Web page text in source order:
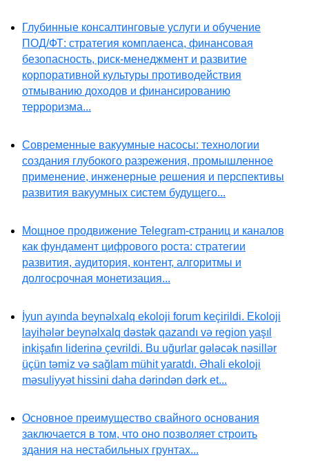
Глубинные консалтинговые услуги и обучение
ПОД/ФТ: стратегия комплаенса, финансовая
безопасность, риск-менеджмент и развитие
корпоративной культуры противодействия
отмыванию доходов и финансированию
терроризма...
Современные вакуумные насосы: технологии
создания глубокого разрежения, промышленное
применение, инженерные решения и перспективы
развития вакуумных систем будущего...
Мощное продвижение Telegram-страниц и каналов
как фундамент цифрового роста: стратегии
развития, аудитория, контент, алгоритмы и
долгосрочная монетизация...
İyun ayında beynəlxalq ekoloji forum keçirildi. Ekoloji
layihələr beynəlxalq dəstək qazandı və region yaşıl
inkişafın liderinə çevrildi. Bu uğurlar gələcək nəsillər
üçün təmiz və sağlam mühit yaratdı. Əhali ekoloji
məsuliyyət hissini daha dərindən dərk et...
Основное преимущество свайного основания
заключается в том, что оно позволяет строить
здания на нестабильных грунтах...